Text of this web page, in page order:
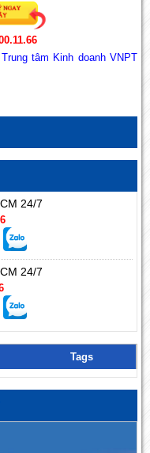
tâm Kinh doanh VNPT
24/7
24/7
Tags